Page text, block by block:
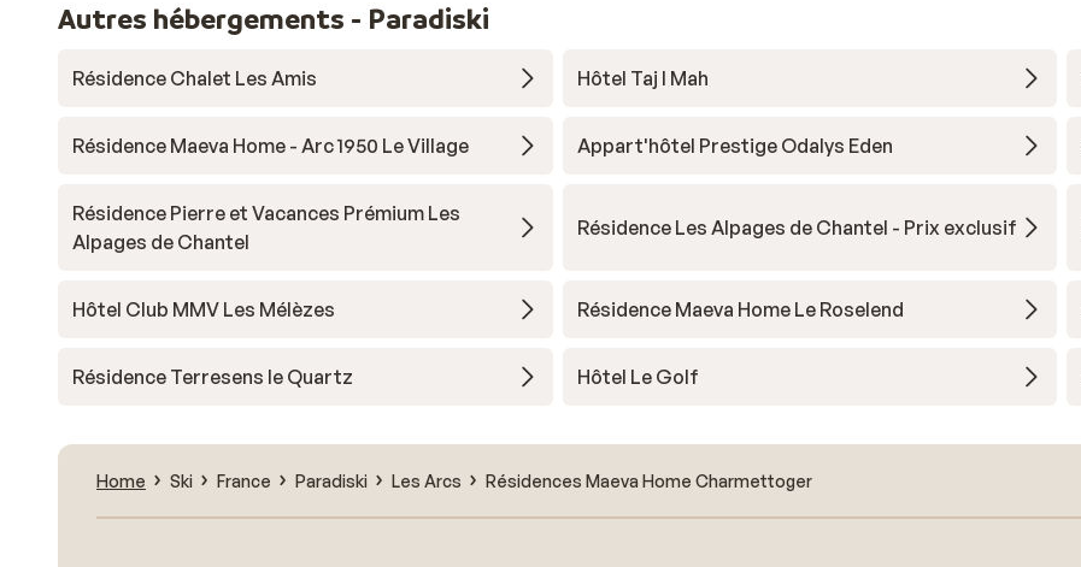
Autres hébergements - Paradiski
Résidence Chalet Les Amis Hôtel Taj I Mah
Résidence Maeva Home - Arc 1950 Le Village Appart'hôtel Prestige Odalys Eden
Résidence Pierre et Vacances Prémium Les
Alpages de Chantel
Résidence Les Alpages de Chantel - Prix exclusif
Hôtel Club MMV Les Mélèzes Résidence Maeva Home Le Roselend
Résidence Terresens le Quartz Hôtel Le Golf
Home Ski France Paradiski Les Arcs Résidences Maeva Home Charmettoger